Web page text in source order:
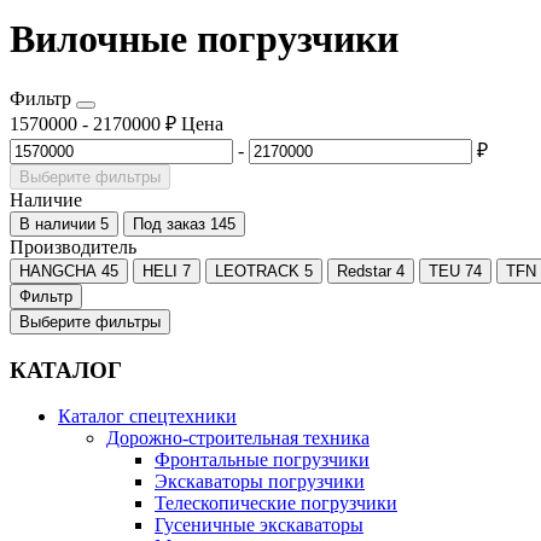
Вилочные погрузчики
Фильтр
1570000 - 2170000 ₽ Цена
-
₽
Выберите фильтры
Наличие
В наличии 5 Под заказ 145
Производитель
HANGCHA 45 HELI 7 LEOTRACK 5 Redstar 4 TEU 74
TFN
Фильтр
Выберите фильтры
КАТАЛОГ
Каталог спецтехники
Дорожно-строительная техника
Фронтальные погрузчики
Экскаваторы погрузчики
Телескопические погрузчики
Гусеничные экскаваторы